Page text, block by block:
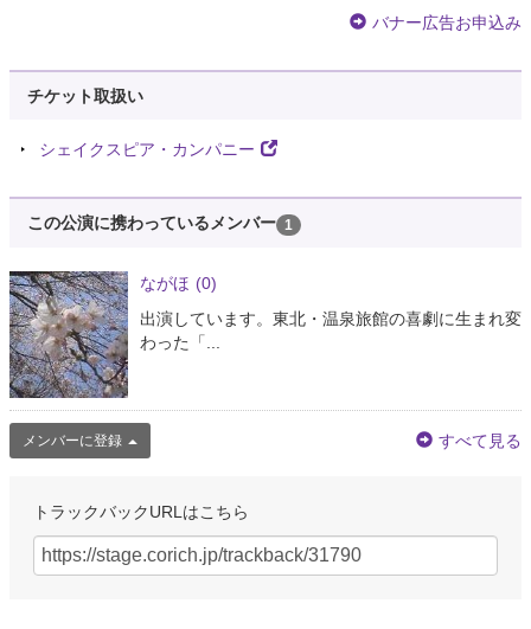
バナー広告お申込み
チケット取扱い
シェイクスピア・カンパニー
この公演に携わっているメンバー 1
ながほ (0)
出演しています。東北・温泉旅館の喜劇に生まれ変
わった「...
メンバーに登録 すべて見る
トラックバックURLはこちら